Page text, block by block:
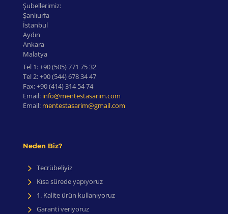
Şubellerimiz:
Şanlıurfa
İstanbul
Aydın
Ankara
Malatya
Tel 1:+90 (505) 771 75 32
Tel 2:+90 (544) 678 34 47
Fax:+90 (414) 314 54 74
Email: info@mentestasarim.com
Email: mentestasarim@gmail.com
Neden Biz?
Tecrübeliyiz
Kısa sürede yapıyoruz
1. Kalite ürün kullanıyoruz
Garanti veriyoruz